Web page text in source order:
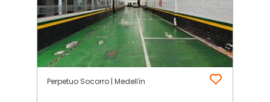
Perpetuo Socorro | Medellín